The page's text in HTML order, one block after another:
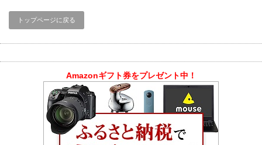
トップページに戻る
Amazonギフト券をプレゼント中！